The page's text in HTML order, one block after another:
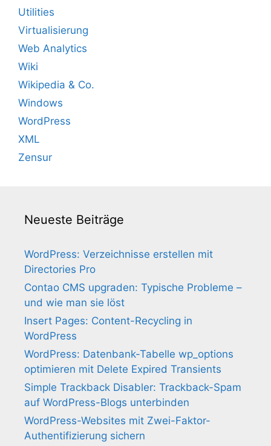
Utilities
Virtualisierung
Web Analytics
Wiki
Wikipedia & Co.
Windows
WordPress
XML
Zensur
Neueste Beiträge
WordPress: Verzeichnisse erstellen mit
Directories Pro
Contao CMS upgraden: Typische Probleme –
und wie man sie löst
Insert Pages: Content-Recycling in
WordPress
WordPress: Datenbank-Tabelle wp_options
optimieren mit Delete Expired Transients
Simple Trackback Disabler: Trackback-Spam
auf WordPress-Blogs unterbinden
WordPress-Websites mit Zwei-Faktor-
Authentifizierung sichern